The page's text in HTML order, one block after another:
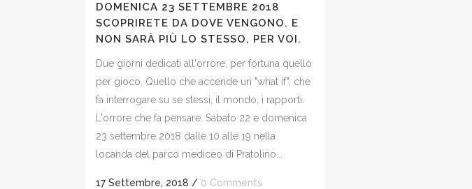
DOMENICA 23 SETTEMBRE 2018
SCOPRIRETE DA DOVE VENGONO. E
NON SARÀ PIÙ LO STESSO, PER VOI.
Due giorni dedicati all'orrore, per fortuna quello
per gioco. Quello che accende un "what if", che
fa interrogare su se stessi, il mondo, i rapporti.
L'orrore che fa pensare. Sabato 22 e domenica
23 settembre 2018 dalle 10 alle 19 nella
locanda del parco mediceo di Pratolino...
17 Settembre, 2018 / 0 Comments